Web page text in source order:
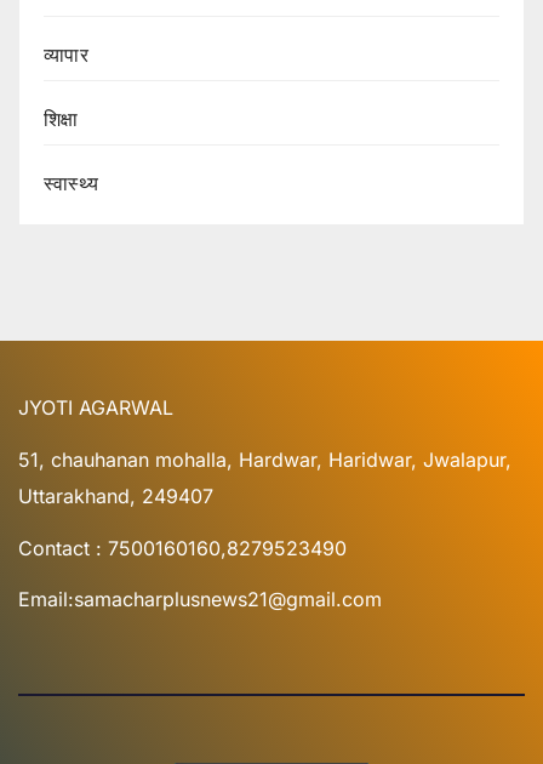
व्यापार
शिक्षा
स्वास्थ्य
JYOTI AGARWAL
51, chauhanan mohalla, Hardwar, Haridwar, Jwalapur,
Uttarakhand, 249407
Contact : 7500160160,8279523490
Email:samacharplusnews21@gmail.com